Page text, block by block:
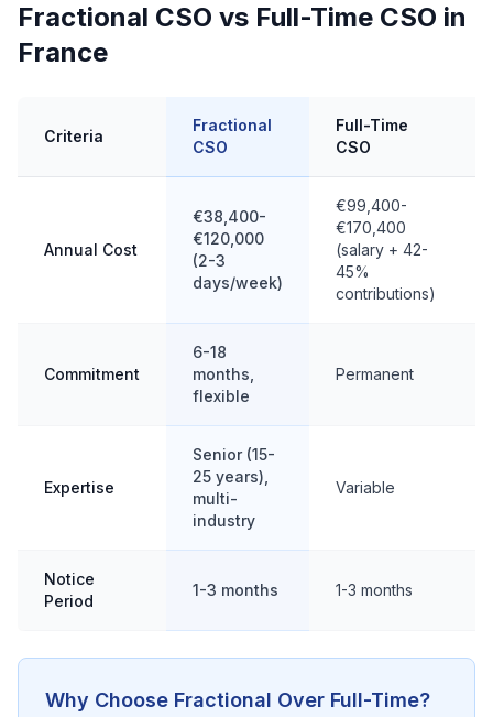
Fractional CSO vs Full-Time CSO in
France
Criteria
Fractional
CSO
Full-Time
CSO
Annual Cost
€38,400-
€120,000
(2-3
days/week)
€99,400-
€170,400
(salary + 42-
45%
contributions)
Commitment
6-18
months,
flexible
Permanent
Expertise
Senior (15-
25 years),
multi-
industry
Variable
Notice
Period
1-3 months 1-3 months
Why Choose Fractional Over Full-Time?